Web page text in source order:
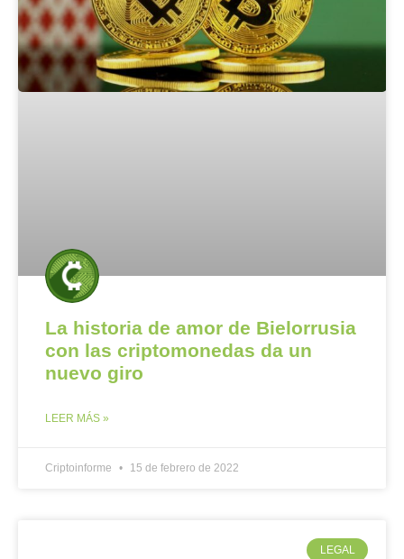
La historia de amor de Bielorrusia
con las criptomonedas da un
nuevo giro
LEER MÁS »
Criptoinforme 15 de febrero de 2022
LEGAL